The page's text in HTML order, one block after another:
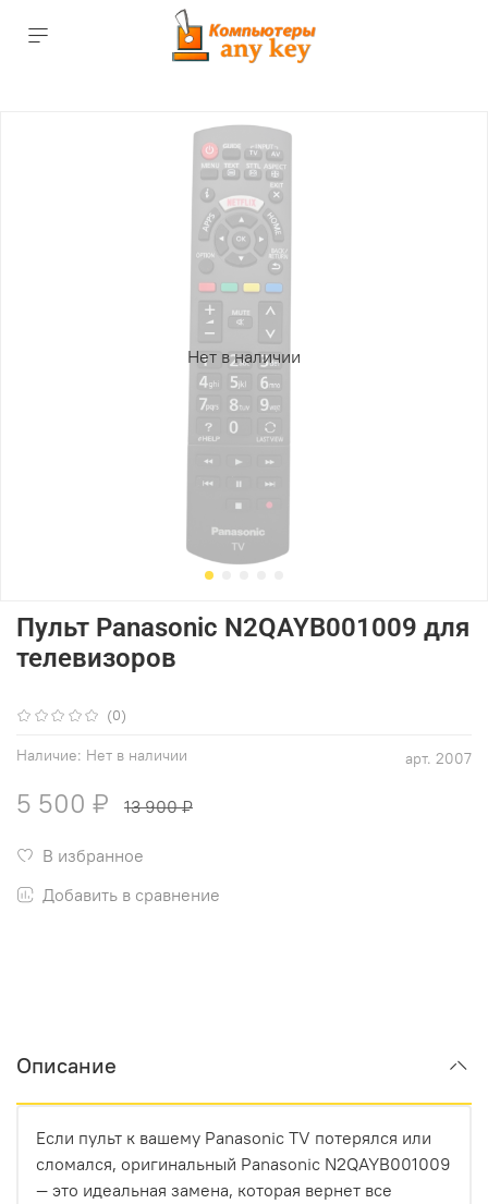
Нет в наличии
(0)
арт. 2007
Наличие: Нет в наличии
Пульт Panasonic N2QAYB001009 для
телевизоров
5 500 ₽ 13 900 ₽
В избранное
Добавить в сравнение
Описание
Если пульт к вашему Panasonic TV потерялся или
сломался, оригинальный Panasonic N2QAYB001009
— это идеальная замена, которая вернет все